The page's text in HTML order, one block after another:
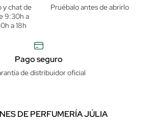
y chat de
9:30h a
a 18h
Pruébalo antes de abrirlo
Pago seguro
de distribuidor oficial
DE PERFUMERÍA JÚLIA